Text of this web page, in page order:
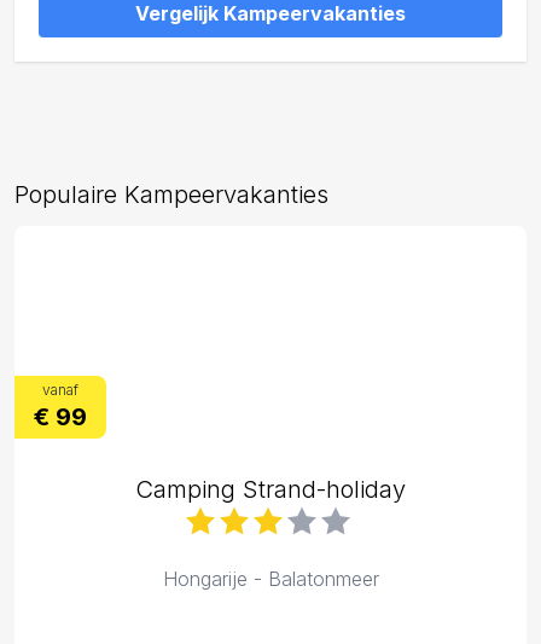
Vergelijk Kampeervakanties
Populaire Kampeervakanties
vanaf
€ 99
Camping Strand-holiday
Hongarije - Balatonmeer